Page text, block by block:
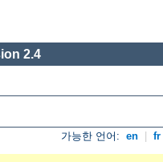
2.4
가능한 언어: en fr